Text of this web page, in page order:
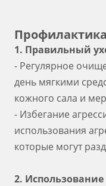
Профилактика
1. Правильный
- Регулярное
день мягкими
кожного сала и
- Избегание
использования
которые могут
2.